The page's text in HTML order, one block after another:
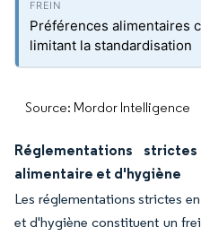
Préférences alimentaires
limitant la standardisation
Source: Mordor Intelligence
Réglementations
alimentaire et d'hygiène
Les réglementations strictes
et d'hygiène constituent un